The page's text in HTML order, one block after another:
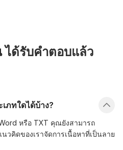
ด้รับคำตอบแล้ว
ภทใดได้บ้าง?
หรือ TXT คุณยังสามารถ
วคิดของเราจัดการเนื้อหาที่เป็นลาย